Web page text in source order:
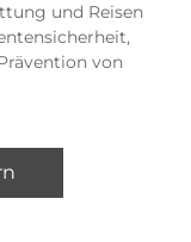
und Reisen
von